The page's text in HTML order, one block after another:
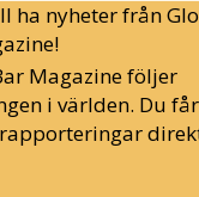
ha nyheter från
Magazine följer
i världen. Du